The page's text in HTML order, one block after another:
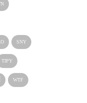
SNY
TIPY
WTF